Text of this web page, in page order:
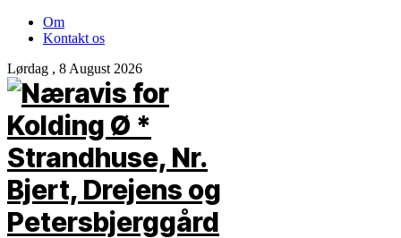
Om
Kontakt os
Lørdag , 8 August 2026